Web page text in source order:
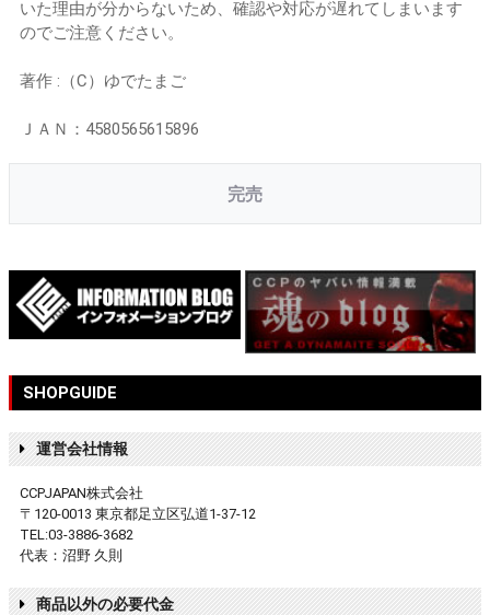
いた理由が分からないため、確認や対応が遅れてしまいます
のでご注意ください。
著作 :（C）ゆでたまご
ＪＡＮ：4580565615896
完売
SHOPGUIDE
運営会社情報
CCPJAPAN株式会社
〒120-0013 東京都足立区弘道1-37-12
TEL:03-3886-3682
代表：沼野 久則
商品以外の必要代金